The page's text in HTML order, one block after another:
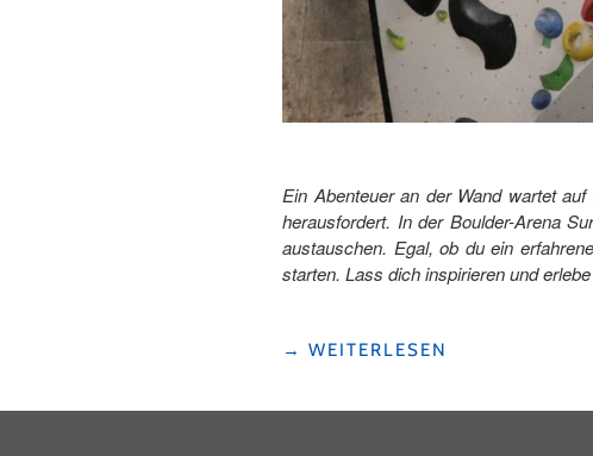
Ein Abenteuer an der Wand wartet
herausfordert. In der Boulder-Arena
austauschen. Egal, ob du ein
starten. Lass dich inspirieren und
"KLETTERN,
→ WEITERLESEN